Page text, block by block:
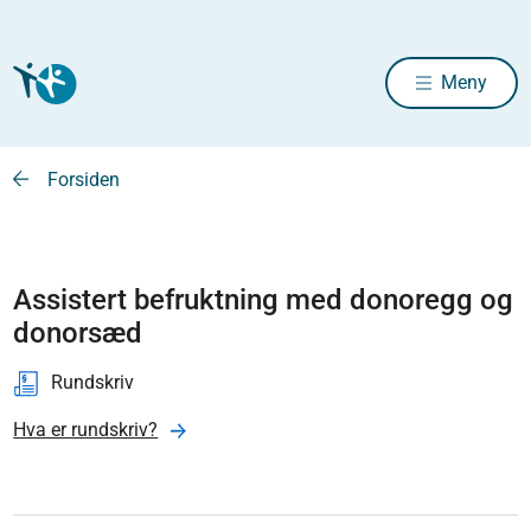
Meny
Forsiden
Assistert befruktning med donoregg og
donorsæd
Rundskriv
Hva er rundskriv?